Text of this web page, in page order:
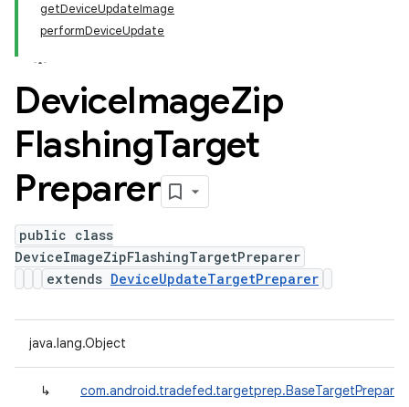
getDeviceUpdateImage
performDeviceUpdate
DeviceImageZip
FlashingTarget
Preparer
public class
DeviceImageZipFlashingTargetPreparer
extends DeviceUpdateTargetPreparer
java.lang.Object
↳ com.android.tradefed.targetprep.BaseTargetPreparer